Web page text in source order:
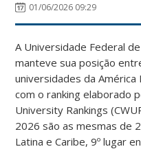
01/06/2026 09:29
A Universidade Federal de
manteve sua posição
universidades da América
com o ranking elaborado
University Rankings
2026 são as mesmas de
Latina e Caribe, 9º lugar